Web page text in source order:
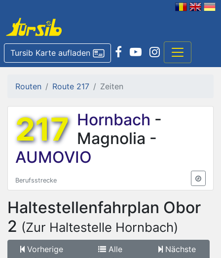
Tursib Karte aufladen
Routen Route 217 Zeiten
217 Hornbach -
Magnolia -
AUMOVIO
Berufsstrecke
Haltestellenfahrplan Obor
2 (Zur Haltestelle Hornbach)
Vorherige
Alle
Nächste